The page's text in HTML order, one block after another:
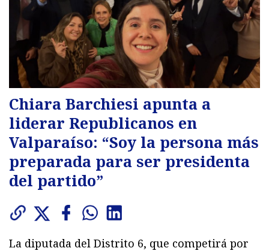
Chiara Barchiesi apunta a
liderar Republicanos en
Valparaíso: “Soy la persona más
preparada para ser presidenta
del partido”
La diputada del Distrito 6, que competirá por